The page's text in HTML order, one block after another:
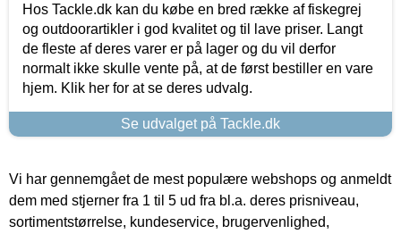
Hos Tackle.dk kan du købe en bred række af fiskegrej
og outdoorartikler i god kvalitet og til lave priser. Langt
de fleste af deres varer er på lager og du vil derfor
normalt ikke skulle vente på, at de først bestiller en vare
hjem. Klik her for at se deres udvalg.
Se udvalget på Tackle.dk
Vi har gennemgået de mest populære webshops og anmeldt
dem med stjerner fra 1 til 5 ud fra bl.a. deres prisniveau,
sortimentstørrelse, kundeservice, brugervenlighed,